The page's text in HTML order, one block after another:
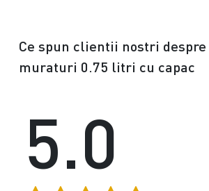
Ce spun clientii nostri despre
muraturi 0.75 litri cu capac
5.0